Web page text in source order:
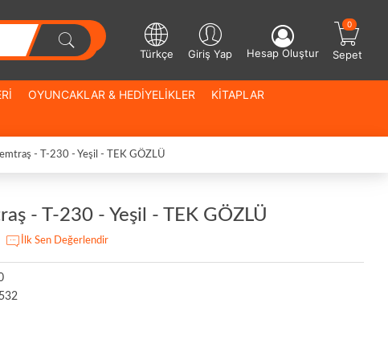
Sepet
0
Türkçe Giriş Yap Hesap Oluştur
OYUNCAKLAR & HEDİYELİKLER KİTAPLAR
- T-230 - Yeşil - TEK GÖZLÜ
- T-230 - Yeşil - TEK GÖZLÜ
İlk Sen Değerlendir